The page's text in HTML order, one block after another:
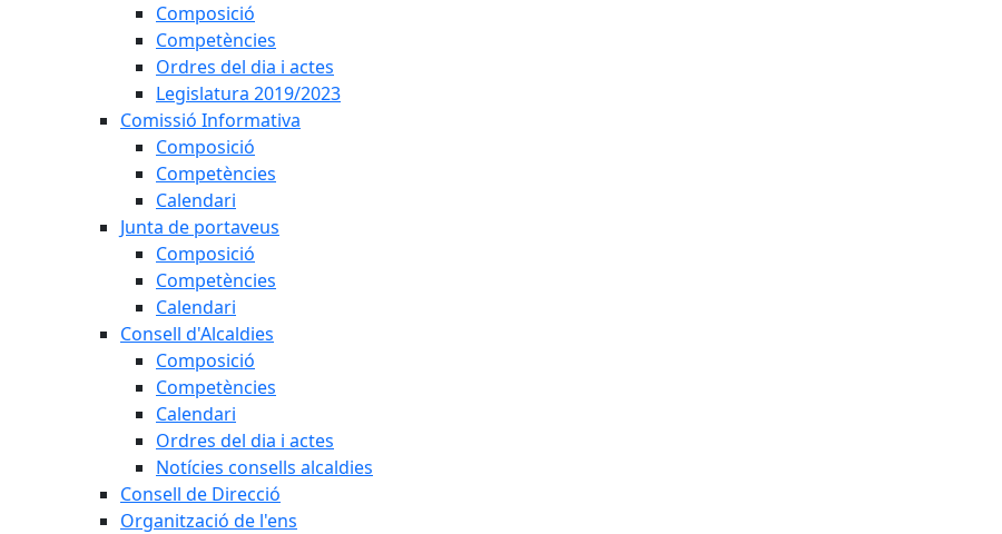
Composició
Competències
Ordres del dia i actes
Legislatura 2019/2023
Comissió Informativa
Composició
Competències
Calendari
Junta de portaveus
Composició
Competències
Calendari
Consell d'Alcaldies
Composició
Competències
Calendari
Ordres del dia i actes
Notícies consells alcaldies
Consell de Direcció
Organització de l'ens